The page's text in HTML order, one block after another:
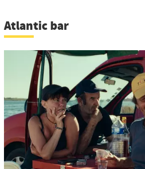
Atlantic bar